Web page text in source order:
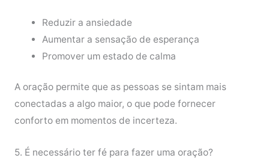
Reduzir a ansiedade
Aumentar a sensação de esperança
Promover um estado de calma
A oração permite que as pessoas se sintam mais
conectadas a algo maior, o que pode fornecer
conforto em momentos de incerteza.
5. É necessário ter fé para fazer uma oração?